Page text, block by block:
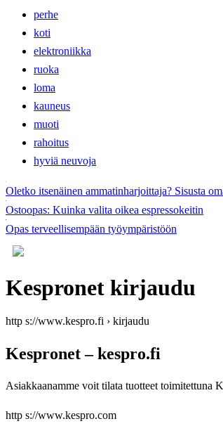
perhe
koti
elektroniikka
ruoka
loma
kauneus
muoti
rahoitus
hyviä neuvoja
Oletko itsenäinen ammatinharjoittaja? Sisusta
Ostoopas: Kuinka valita oikea espressokeitin
Opas terveellisempään työympäristöön
Kespronet kirjaudu
http s://www.kespro.fi › kirjaudu
Kespronet – kespro.fi
Asiakkaanamme voit tilata tuotteet toimitettuna
http s://www.kespro.com